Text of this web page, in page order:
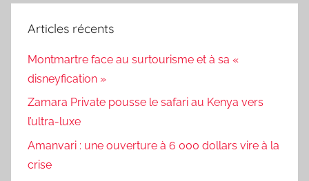
Articles récents
Montmartre face au surtourisme et à sa «
disneyfication »
Zamara Private pousse le safari au Kenya vers
l’ultra-luxe
Amanvari : une ouverture à 6 000 dollars vire à la
crise